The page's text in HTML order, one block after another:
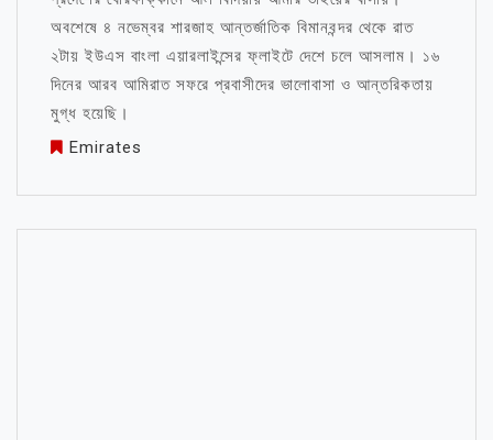
অবশেষে ৪ নভেম্বর শারজাহ আন্তর্জাতিক বিমানবন্দর থেকে রাত
২টায় ইউএস বাংলা এয়ারলাইন্সের ফ্লাইটে দেশে চলে আসলাম। ১৬
দিনের আরব আমিরাত সফরে প্রবাসীদের ভালোবাসা ও আন্তরিকতায়
মুগ্ধ হয়েছি।
Emirates